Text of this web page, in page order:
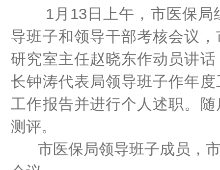
1月13日上午，市医保局
导班子和领导干部考核会议
研究室主任赵晓东作动员讲
长钟涛代表局领导班子作年
工作报告并进行个人述职。
测评。
市医保局领导班子成员，市